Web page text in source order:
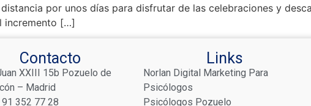
por unos días para disfrutar de las celebraciones y
incremento […]
Contacto
XXIII 15b Pozuelo de
– Madrid
352 77 28
Links
Norlan Digital Marketing Para
Psicólogos
Psicólogos Pozuelo